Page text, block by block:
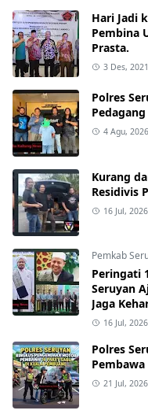
Hari Jadi
Pembina
Prasta.
3 Des, 2021
Polres
4 Agu, 2026
Kurang
Residivis
16 Jul, 2026
Pemkab
Peringati
Seruyan
Jaga
16 Jul, 2026
Polres
21 Jul, 2026